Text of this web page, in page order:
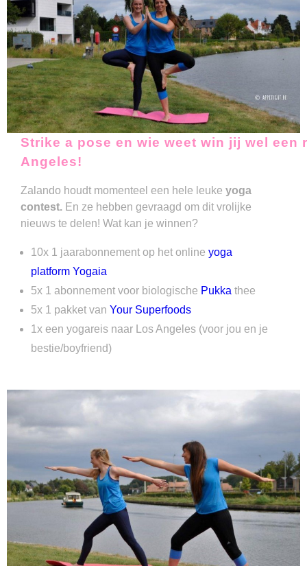
Strike a pose en wie weet win jij wel een
Angeles!
Zalando houdt momenteel een hele leuke yoga
contest. En ze hebben gevraagd om dit vrolijke
nieuws te delen! Wat kan je winnen?
10x 1 jaarabonnement op het online yoga
platform Yogaia
5x 1 abonnement voor biologische Pukka thee
5x 1 pakket van Your Superfoods
1x een yogareis naar Los Angeles (voor jou en je
bestie/boyfriend)